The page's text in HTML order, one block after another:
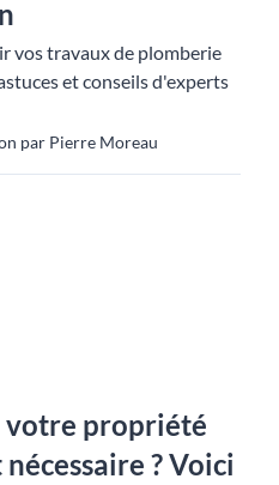
vos travaux de plomberie
et conseils d'experts
par Pierre Moreau
votre propriété
? Voici